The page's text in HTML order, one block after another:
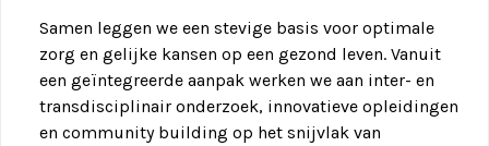
Samen leggen we een stevige basis voor optimale
zorg en gelijke kansen op een gezond leven. Vanuit
een geïntegreerde aanpak werken we aan inter- en
transdisciplinair onderzoek, innovatieve opleidingen
en community building op het snijvlak van